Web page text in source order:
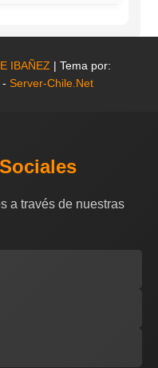
IBAÑEZ | Tema por:
Server-Chile.Net
a través de nuestras